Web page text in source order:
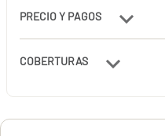
PRECIO Y PAGOS
COBERTURAS